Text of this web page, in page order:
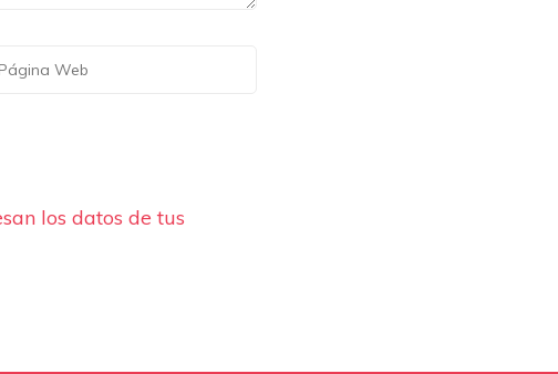
los datos de tus